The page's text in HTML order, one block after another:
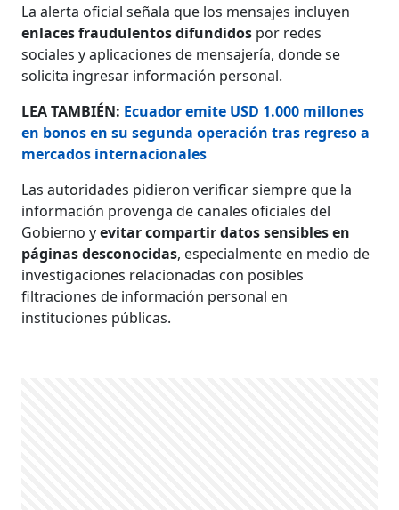
La alerta oficial señala que los mensajes incluyen
enlaces fraudulentos difundidos por redes
sociales y aplicaciones de mensajería, donde se
solicita ingresar información personal.
LEA TAMBIÉN: Ecuador emite USD 1.000 millones
en bonos en su segunda operación tras regreso a
mercados internacionales
Las autoridades pidieron verificar siempre que la
información provenga de canales oficiales del
Gobierno yevitar compartir datos sensibles en
páginas desconocidas, especialmente en medio de
investigaciones relacionadas con posibles
filtraciones de información personal en
instituciones públicas.